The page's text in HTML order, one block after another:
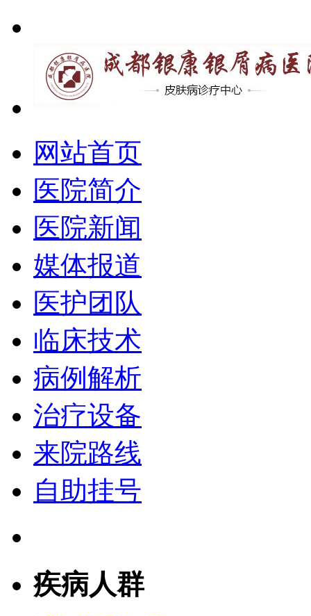
网站首页
医院简介
医院新闻
媒体报道
医护团队
临床技术
病例解析
治疗设备
来院路线
自助挂号
疾病人群